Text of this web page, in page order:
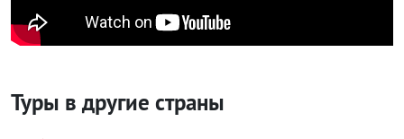
Туры в другие страны